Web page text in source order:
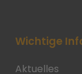
Wichtige
Aktuelles